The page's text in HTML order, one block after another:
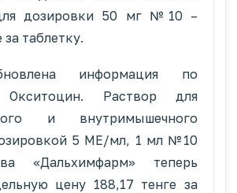
дозировки 50 мг №10 –
за таблетку.
информация по
Окситоцин. Раствор для
и внутримышечного
5 МЕ/мл, 1 мл №10
«Дальхимфарм» теперь
цену 188,17 тенге за